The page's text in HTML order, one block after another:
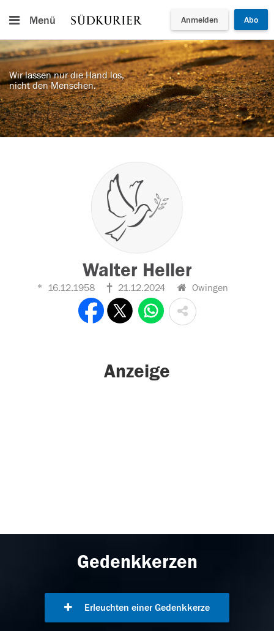
Menü Anmelden Abo
Wir lassen nur die Hand los,
nicht den Menschen.
Walter Heller
16.12.1958 21.12.2024 Owingen
Anzeige
Gedenkkerzen
Erleuchten einer Gedenkkerze